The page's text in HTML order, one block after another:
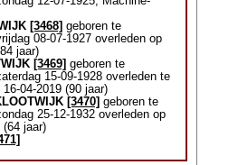
[3468] geboren te
08-07-1927 overleden op
jaar)
[3469] geboren te
15-09-1928 overleden te
04-2019 (90 jaar)
[3470] geboren te
25-12-1932 overleden op
(64 jaar)